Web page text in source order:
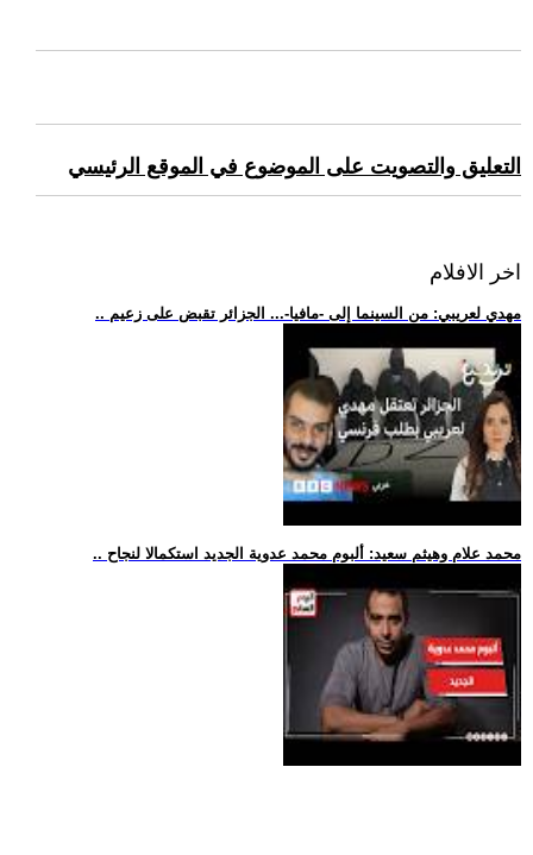
التعليق والتصويت على الموضوع في الموقع الرئيسي
اخر الافلام
.. مهدي لعريبي: من السينما إلى -مافيا-... الجزائر تقبض على زعيم
.. محمد علام وهيثم سعيد: ألبوم محمد عدوية الجديد استكمالا لنجاح